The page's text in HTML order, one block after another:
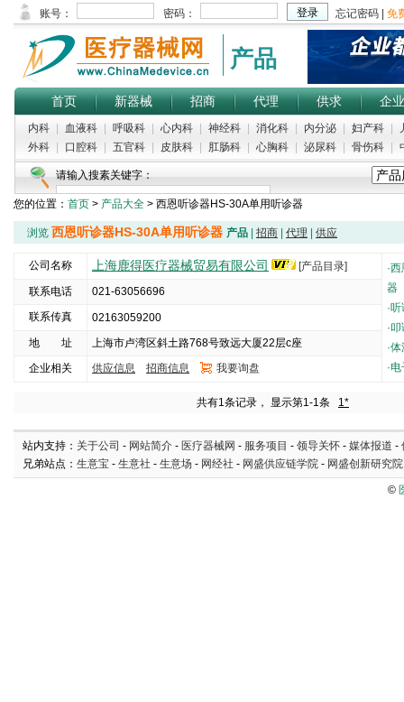
产品
首页 新器械 招商 代理 供求 企业
内科 血液科 呼吸科 心内科 神经科 消化科 内分泌 妇产科
外科
口腔科 五官科 皮肤科 肛肠科 心胸科 泌尿科 骨伤科
请输入搜素关键字：
您的位置： 首页 > 产品大全 > 西恩听诊器HS-30A单用听诊器
浏览 西恩听诊器HS-30A单用听诊器 产品 招商 代理 供应
公司名称 上海鹿得医疗器械贸易有限公司 [产品目录] ·西
器
·听
·叩
·体
·电
联系电话
021-63056696
联系传真
02163059200
地 址
上海市卢湾区斜土路768号致远大厦22层c座
企业相关
供应信息 招商信息 我要询盘
共有1条记录， 显示第1-1条 1*
站内支持： 关于公司 - 网站简介 - 医疗器械网 - 服务项目 - 领导关怀 - 媒体报道 -
兄弟站点： 生意宝 - 生意社 - 生意场 - 网经社 - 网盛供应链学院 - 网盛创新研究院
©